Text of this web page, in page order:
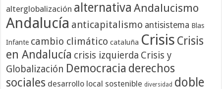
alterglobalización alternativa Andalucismo
Andalucía anticapitalismo antisistema Blas
Infante cambio climático cataluña Crisis Crisis
en Andalucía crisis izquierda Crisis y
Globalización Democracia derechos
sociales desarrollo local sostenible diversidad doble